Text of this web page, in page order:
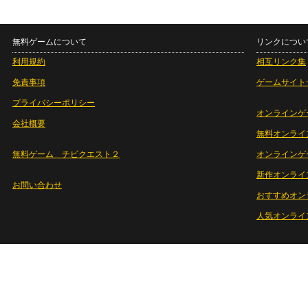
無料ゲームについて
利用規約
免責事項
プライバシーポリシー
会社概要
無料ゲーム チビクエスト２
お問い合わせ
リンクについ
相互リンク集
ゲームサイト
オンラインゲ
無料オンライ
オンライン
新作オンライ
おすすめオ
人気オンラ